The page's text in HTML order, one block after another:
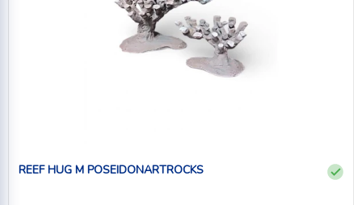
REEF HUG M POSEIDONARTROCKS